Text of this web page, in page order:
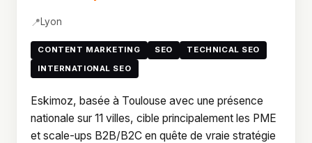
📍Lyon
CONTENT MARKETING SEO
TECHNICAL SEO
INTERNATIONAL SEO
Eskimoz, basée à Toulouse avec une présence
nationale sur 11 villes, cible principalement les PME
et scale-ups B2B/B2C en quête de vraie stratégie